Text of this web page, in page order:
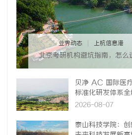
业界动态 上杭信息港
北京考研机构避坑指南，怎么
贝净 AC 国际医疗
标准化研发体系
2026-08-07
泰山科技学院：